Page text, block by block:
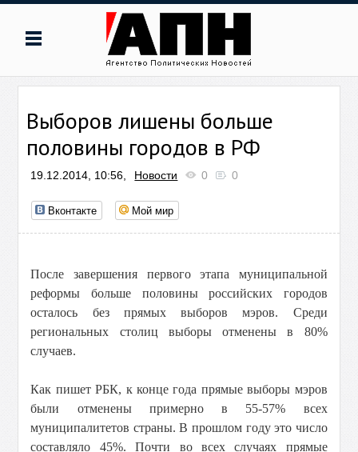
Выборов лишены больше
половины городов в РФ
19.12.2014, 10:56, Новости 0 0
Вконтакте Мой мир
После завершения первого этапа муниципальной
реформы больше половины российских городов
осталось без прямых выборов мэров. Среди
региональных столиц выборы отменены в 80%
случаев.
Как пишет РБК, к конце года прямые выборы мэров
были отменены примерно в 55-57% всех
муниципалитетов страны. В прошлом году это число
составляло 45%. Почти во всех случаях прямые